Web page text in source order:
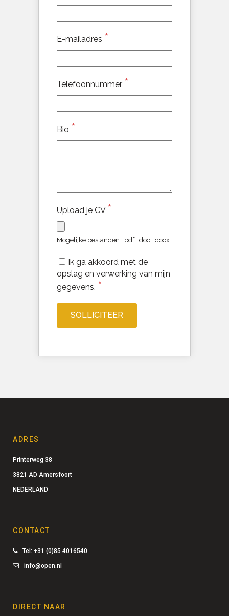
E-mailadres *
Telefoonnummer *
Bio *
Upload je CV *
Mogelijke bestanden: .pdf, .doc, .docx
Ik ga akkoord met de
opslag en verwerking van mijn
gegevens. *
ADRES
Printerweg 38
3821 AD Amersfoort
NEDERLAND
CONTACT
Tel: +31 (0)85 4016540
info@open.nl
DIRECT NAAR